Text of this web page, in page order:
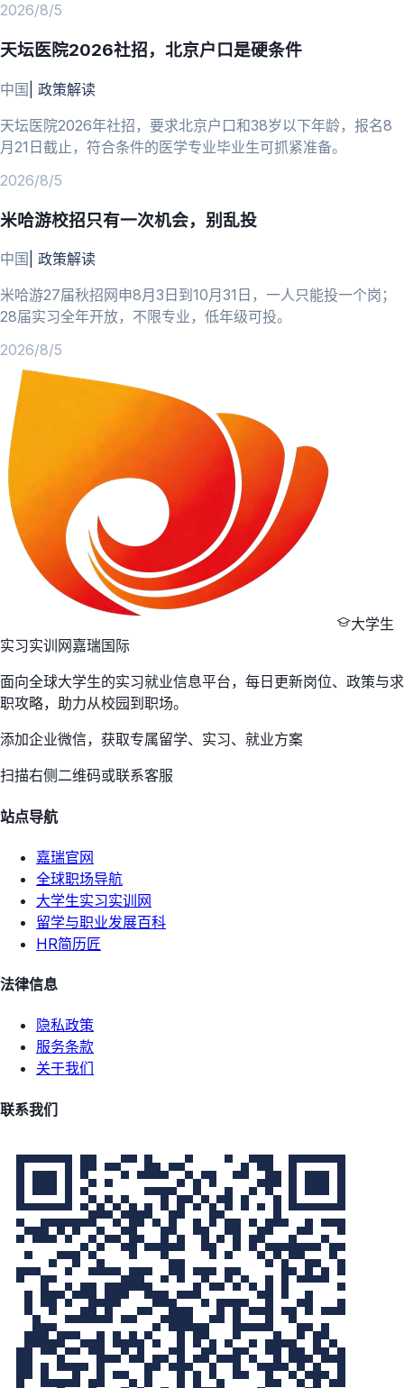
2026/8/5
天坛医院2026社招，北京户口是硬条件
中国 政策解读
天坛医院2026年社招，要求北京户口和38岁以下年龄，报名8
月21日截止，符合条件的医学专业毕业生可抓紧准备。
2026/8/5
米哈游校招只有一次机会，别乱投
中国 政策解读
米哈游27届秋招网申8月3日到10月31日，一人只能投一个岗；
28届实习全年开放，不限专业，低年级可投。
2026/8/5
大学生
实习实训网嘉瑞国际
面向全球大学生的实习就业信息平台，每日更新岗位、政策与求
职攻略，助力从校园到职场。
添加企业微信，获取专属留学、实习、就业方案
扫描右侧二维码或联系客服
站点导航
嘉瑞官网
全球职场导航
大学生实习实训网
留学与职业发展百科
HR简历匠
法律信息
隐私政策
服务条款
关于我们
联系我们